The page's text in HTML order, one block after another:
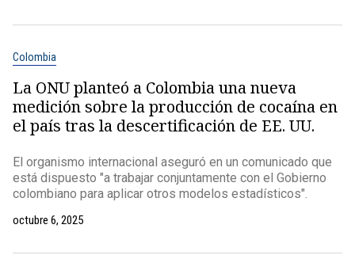
Colombia
La ONU planteó a Colombia una nueva
medición sobre la producción de cocaína en
el país tras la descertificación de EE. UU.
El organismo internacional aseguró en un comunicado que
está dispuesto "a trabajar conjuntamente con el Gobierno
colombiano para aplicar otros modelos estadísticos".
octubre 6, 2025